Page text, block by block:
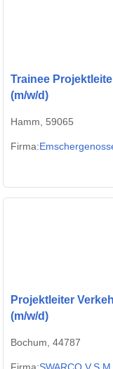
Trainee
(m/w/d)
Hamm, 59065
Firma:
Projektleiter
(m/w/d)
Bochum, 44787
Firma:SWARCO